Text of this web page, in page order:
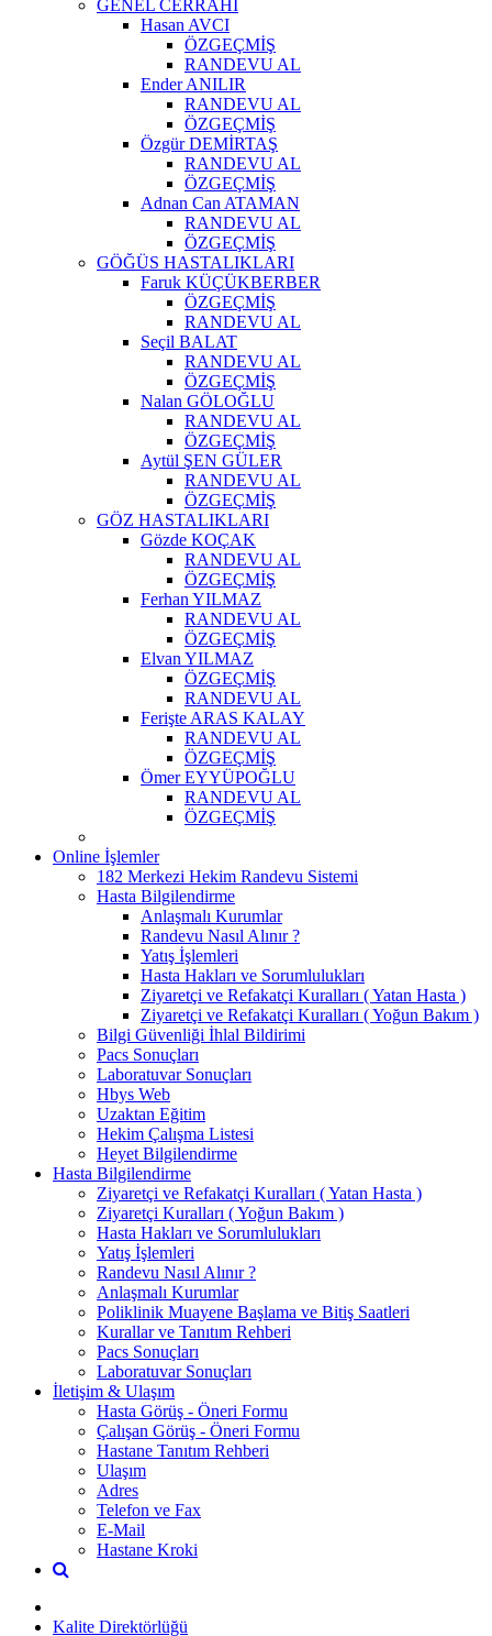
GENEL CERRAHİ
Hasan AVCI
ÖZGEÇMİŞ
RANDEVU AL
Ender ANILIR
RANDEVU AL
ÖZGEÇMİŞ
Özgür DEMİRTAŞ
RANDEVU AL
ÖZGEÇMİŞ
Adnan Can ATAMAN
RANDEVU AL
ÖZGEÇMİŞ
GÖĞÜS HASTALIKLARI
Faruk KÜÇÜKBERBER
ÖZGEÇMİŞ
RANDEVU AL
Seçil BALAT
RANDEVU AL
ÖZGEÇMİŞ
Nalan GÖLOĞLU
RANDEVU AL
ÖZGEÇMİŞ
Aytül ŞEN GÜLER
RANDEVU AL
ÖZGEÇMİŞ
GÖZ HASTALIKLARI
Gözde KOÇAK
RANDEVU AL
ÖZGEÇMİŞ
Ferhan YILMAZ
RANDEVU AL
ÖZGEÇMİŞ
Elvan YILMAZ
ÖZGEÇMİŞ
RANDEVU AL
Ferişte ARAS KALAY
RANDEVU AL
ÖZGEÇMİŞ
Ömer EYYÜPOĞLU
RANDEVU AL
ÖZGEÇMİŞ
Online İşlemler
182 Merkezi Hekim Randevu Sistemi
Hasta Bilgilendirme
Anlaşmalı Kurumlar
Randevu Nasıl Alınır ?
Yatış İşlemleri
Hasta Hakları ve Sorumlulukları
Ziyaretçi ve Refakatçi Kuralları ( Yatan Hasta )
Ziyaretçi ve Refakatçi Kuralları ( Yoğun Bakım )
Bilgi Güvenliği İhlal Bildirimi
Pacs Sonuçları
Laboratuvar Sonuçları
Hbys Web
Uzaktan Eğitim
Hekim Çalışma Listesi
Heyet Bilgilendirme
Hasta Bilgilendirme
Ziyaretçi ve Refakatçi Kuralları ( Yatan Hasta )
Ziyaretçi Kuralları ( Yoğun Bakım )
Hasta Hakları ve Sorumlulukları
Yatış İşlemleri
Randevu Nasıl Alınır ?
Anlaşmalı Kurumlar
Poliklinik Muayene Başlama ve Bitiş Saatleri
Kurallar ve Tanıtım Rehberi
Pacs Sonuçları
Laboratuvar Sonuçları
İletişim & Ulaşım
Hasta Görüş - Öneri Formu
Çalışan Görüş - Öneri Formu
Hastane Tanıtım Rehberi
Ulaşım
Adres
Telefon ve Fax
E-Mail
Hastane Kroki
Kalite Direktörlüğü